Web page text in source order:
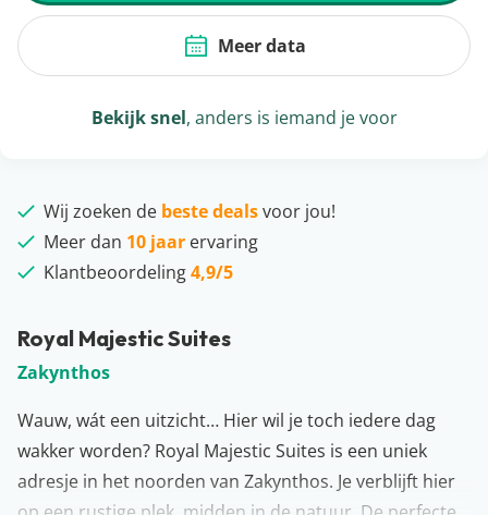
Royal Majestic Suites
Zakynthos
Wauw, wát een uitzicht… Hier wil je toch iedere dag
wakker worden? Royal Majestic Suites is een uniek
adresje in het noorden van Zakynthos. Je verblijft hier
Meer data
Bekijk snel, anders is iemand je voor
Wij zoeken de beste dealsvoor jou!
Meer dan 10 jaar ervaring
Klantbeoordeling4,9/5